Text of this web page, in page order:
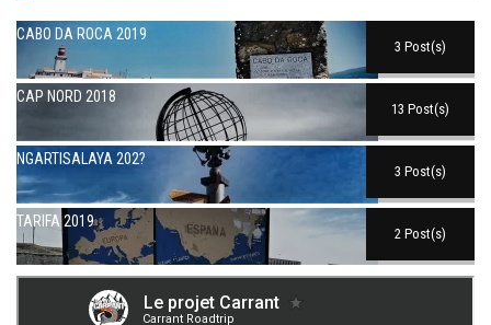
CABO DA ROCA 2019
3 Post(s)
CAP NORD 2018
13 Post(s)
NGARTISALAYA 202?
3 Post(s)
TARIFA 2019
2 Post(s)